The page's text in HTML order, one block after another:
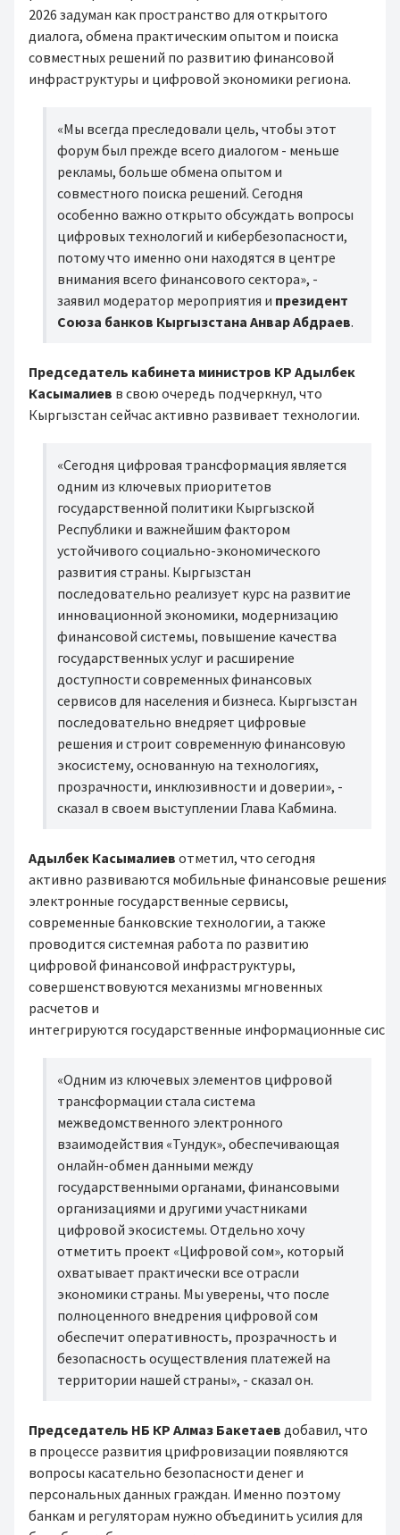
2026 задуман как пространство для открытого
диалога, обмена практическим опытом и поиска
совместных решений по развитию финансовой
инфраструктуры и цифровой экономики региона.
«Мы всегда преследовали цель, чтобы этот
форум был прежде всего диалогом - меньше
рекламы, больше обмена опытом и
совместного поиска решений. Сегодня
особенно важно открыто обсуждать вопросы
цифровых технологий и кибербезопасности,
потому что именно они находятся в центре
внимания всего финансового сектора», -
заявил модератор мероприятия и президент
Союза банков Кыргызстана Анвар Абдраев.
Председатель кабинета министров КР Адылбек
Касымалиев в свою очередь подчеркнул, что
Кыргызстан сейчас активно развивает технологии.
«Сегодня цифровая трансформация является
одним из ключевых приоритетов
государственной политики Кыргызской
Республики и важнейшим фактором
устойчивого социально-экономического
развития страны. Кыргызстан
последовательно реализует курс на развитие
инновационной экономики, модернизацию
финансовой системы, повышение качества
государственных услуг и расширение
доступности современных финансовых
сервисов для населения и бизнеса. Кыргызстан
последовательно внедряет цифровые
решения и строит современную финансовую
экосистему, основанную на технологиях,
прозрачности, инклюзивности и доверии», -
сказал в своем выступлении Глава Кабмина.
Адылбек Касымалиев отметил, что сегодня
активно развиваются мобильные финансовые решения,
электронные государственные сервисы,
современные банковские технологии, а также
проводится системная работа по развитию
цифровой финансовой инфраструктуры,
совершенствовуются механизмы мгновенных
расчетов и
интегрируются государственные информационные
«Одним из ключевых элементов цифровой
трансформации стала система
межведомственного электронного
взаимодействия «Тундук», обеспечивающая
онлайн-обмен данными между
государственными органами, финансовыми
организациями и другими участниками
цифровой экосистемы. Отдельно хочу
отметить проект «Цифровой сом», который
охватывает практически все отрасли
экономики страны. Мы уверены, что после
полноценного внедрения цифровой сом
обеспечит оперативность, прозрачность и
безопасность осуществления платежей на
территории нашей страны», - сказал он.
Председатель НБ КР Алмаз Бакетаев добавил, что
в процессе развития црифровизации появляются
вопросы касательно безопасности денег и
персональных данных граждан. Именно поэтому
банкам и регуляторам нужно объединить усилия для